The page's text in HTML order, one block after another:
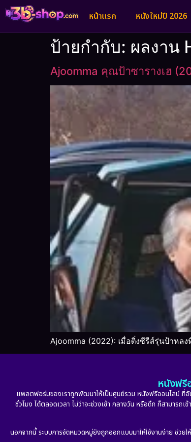
หน้าแรก หนังใหม่ปี 2026
ป้ายกำกับ: ผลงาน
Ajoomma คุณป้าซารางเฮ
Ajoomma (2022): เมื่อติ่งซีรีส์รุ่นป้าหล
หนังฟรี
แพลตฟอร์มของเราถูกพัฒนาให้เป็นศูนย์รวม หนังฟรีออนไลน์ ที่อั
ชั่วโมง ได้ตลอดเวลา ไม่ว่าจะช่วงเช้า กลางวัน หรือดึก ก็สามาร
นอกจากนี้ ระบบการจัดหมวดหมู่ยังถูกออกแบบมาให้ใช้งานง่าย ช่ว